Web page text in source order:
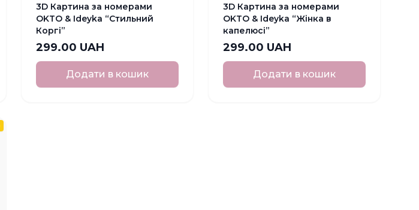
3D Картина за номерами
OKTO & Ideyka “Стильний
Коргі”
299.00 UAH
Додати в кошик
3D Картина за номерами
OKTO & Ideyka “Жінка в
капелюсі”
299.00 UAH
Додати в кошик